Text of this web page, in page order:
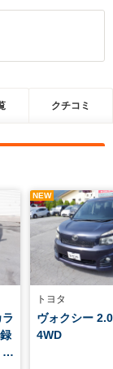
クチコミ
NEW
トヨタ
ヴォクシー
4WD